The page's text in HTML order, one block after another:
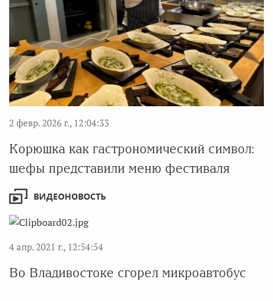
2 февр. 2026 г., 12:04:33
Корюшка как гастрономический символ:
шефы представили меню фестиваля
ВИДЕОНОВОСТЬ
4 апр. 2021 г., 12:54:54
Во Владивостоке сгорел микроавтобус